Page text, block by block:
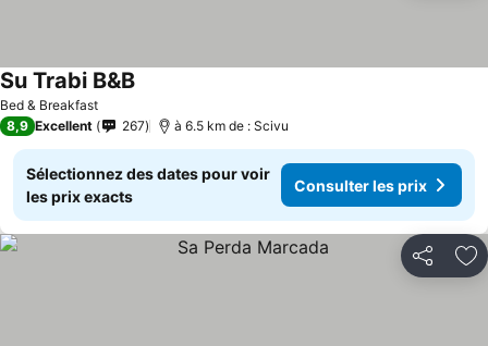
Bed & Breakfast
Su Trabi B&BConsulter les prix
8,9 Excellent 267 à 6.5 km de : Scivu
Sélectionnez des dates pour voir
les prix exacts
Consulter les prix
Partager